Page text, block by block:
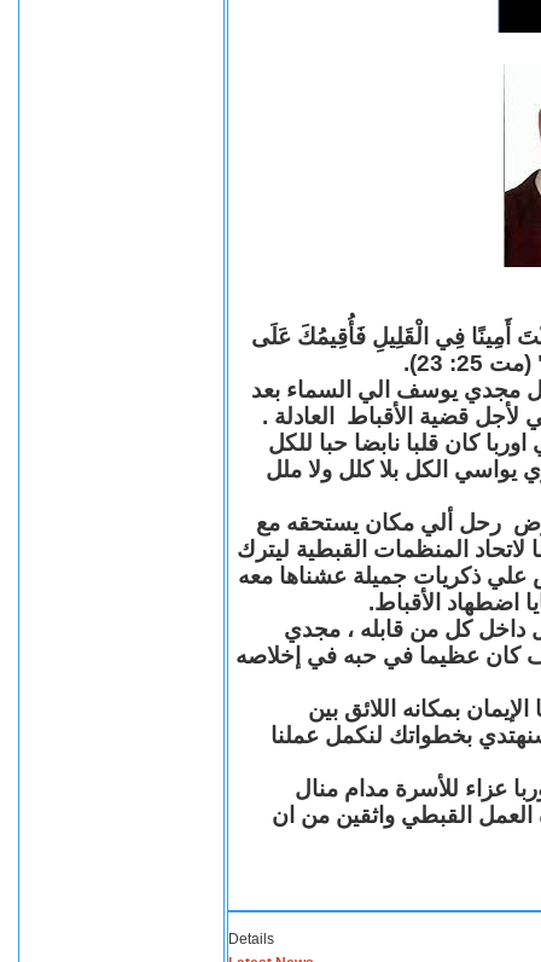
أَمِينًا فِي الْقَلِيلِ فَأُقِيمُكَ عَلَى
23).
مجدي يوسف الي السماء بعد
قضية الأقباط العادلة .
كان قلبا نابضا حبا للكل
يواسي الكل بلا كلل ولا ملل
رحل ألي مكان يستحقه مع
المنظمات القبطية ليترك
علي ذكريات جميلة عشناها معه
اضطهاد الأقباط.
داخل كل من قابله ، مجدي
عظيما في حبه في إخلاصه
بمكانه اللائق بين
بخطواتك لنكمل عملنا
عزاء للأسرة مدام منال
العمل القبطي واثقين من ان
Details